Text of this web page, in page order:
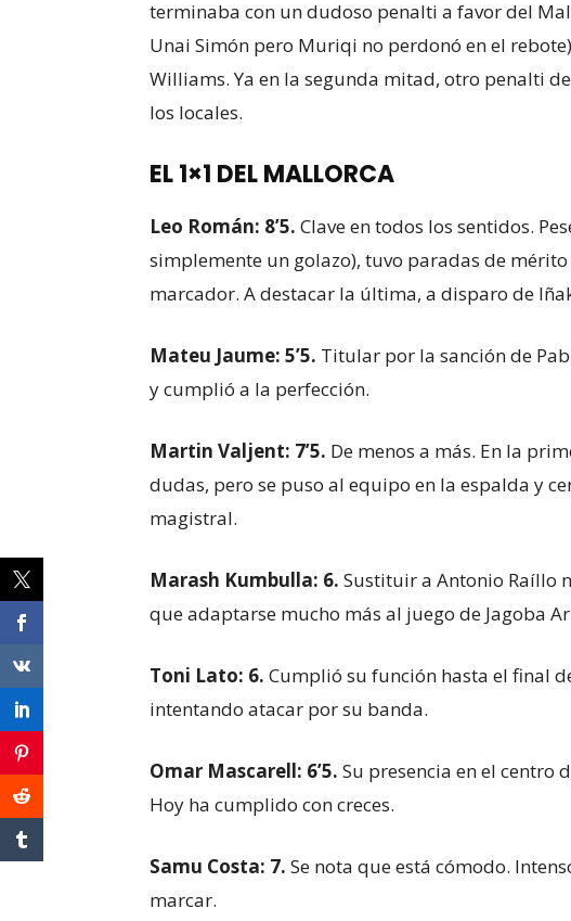
terminaba con un dudoso penalti a favor del
Unai Simón pero Muriqi no perdonó en el
Williams. Ya en la segunda mitad, otro penalti
los locales.
EL 1×1 DEL MALLORCA
Leo Román: 8’5. Clave en todos los sentidos.
simplemente un golazo), tuvo paradas de
marcador. A destacar la última, a disparo de
Mateu Jaume: 5’5. Titular por la sanción de
y cumplió a la perfección.
Martin Valjent: 7’5. De menos a más. En la
dudas, pero se puso al equipo en la espalda y
magistral.
Marash Kumbulla: 6. Sustituir a Antonio Raíllo
que adaptarse mucho más al juego de Jagoba
Toni Lato: 6. Cumplió su función hasta el final
intentando atacar por su banda.
Omar Mascarell: 6’5. Su presencia en el centro
Hoy ha cumplido con creces.
Samu Costa: 7. Se nota que está cómodo.
marcar.